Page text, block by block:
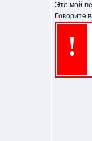
Это мой
Говорите
!